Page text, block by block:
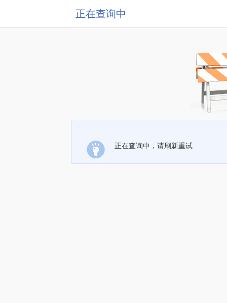
正在查询中
正在查询中，请刷新重试